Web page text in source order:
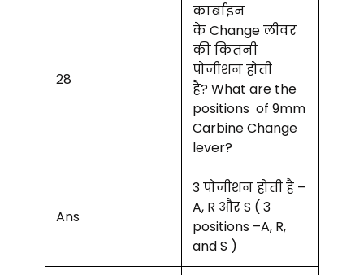
28
कार्बाइन
के Change लीवर
की कितनी
पोजीशन होती
है? What are the
positions of 9mm
Carbine Change
lever?
Ans
3 पोजीशन होती है –
A, R और S ( 3
positions –A, R,
and S )